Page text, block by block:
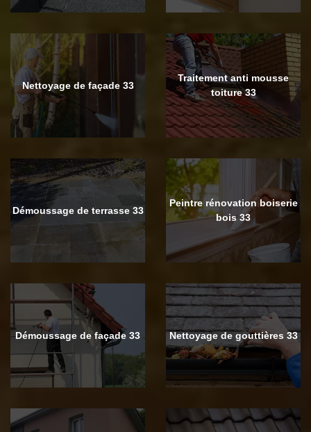
Nettoyage de façade 33
Traitement anti mousse
toiture 33
Démoussage de terrasse 33
Peintre rénovation boiserie
bois 33
Démoussage de façade 33 Nettoyage de gouttières 33